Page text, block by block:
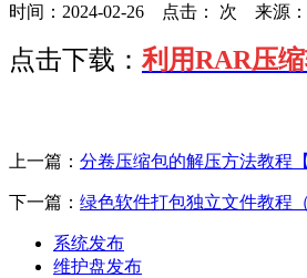
时间：2024-02-26 点击： 次 来源
点击下载：利用RAR压
上一篇： 分卷压缩包的解压方法教程
下一篇： 绿色软件打包独立文件教程
系统发布
维护盘发布